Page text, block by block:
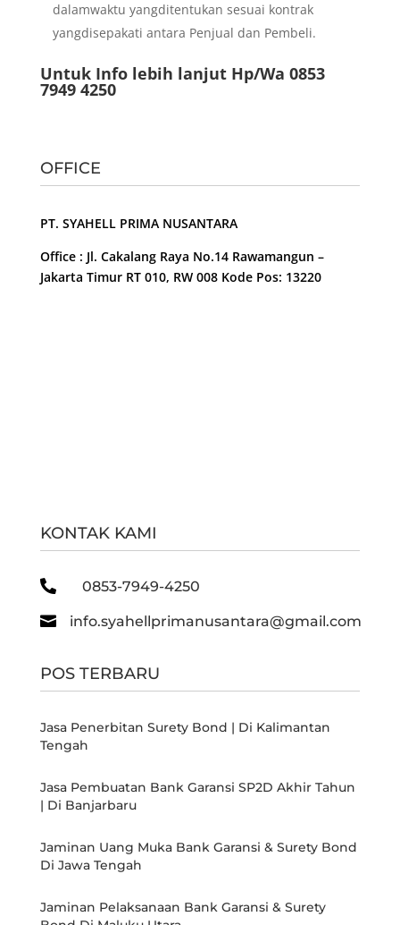
dalamwaktu yangditentukan sesuai kontrak
yangdisepakati antara Penjual dan Pembeli.
Untuk Info lebih lanjut Hp/Wa 0853
7949 4250
OFFICE
PT. SYAHELL PRIMA NUSANTARA
Office : Jl. Cakalang Raya No.14 Rawamangun –
Jakarta Timur RT 010, RW 008 Kode Pos: 13220
KONTAK KAMI
 0853-7949-4250
 info.syahellprimanusantara@gmail.com
POS TERBARU
Jasa Penerbitan Surety Bond | Di Kalimantan
Tengah
Jasa Pembuatan Bank Garansi SP2D Akhir Tahun
| Di Banjarbaru
Jaminan Uang Muka Bank Garansi & Surety Bond
Di Jawa Tengah
Jaminan Pelaksanaan Bank Garansi & Surety